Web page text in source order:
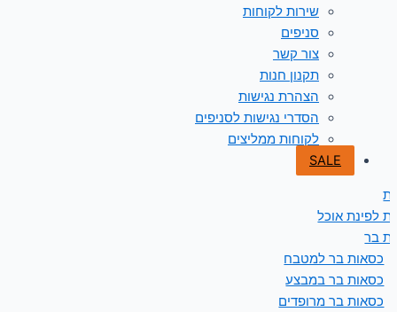
שירות לקוחות
סניפים
צור קשר
תקנון חנות
הצהרת נגישות
הסדרי נגישות לסניפים
לקוחות ממליצים
SALE
לפינת אוכל
בר
כסאות בר למטבח
כסאות בר במבצע
כסאות בר מרופדים